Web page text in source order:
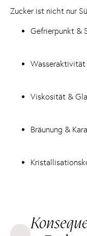
Zucker ist nicht nur
Gefrierpunkt &
Viskosität &
Bräunung &